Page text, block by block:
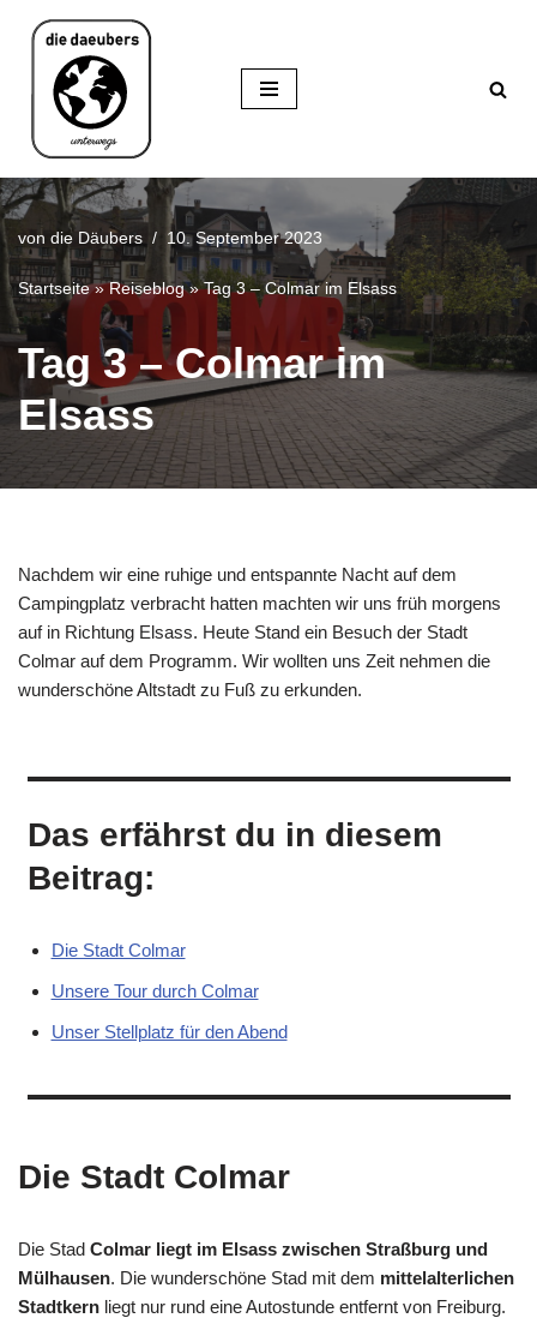
Inhalt
springen
von die Däubers 10. September 2023
Startseite»Reiseblog»Tag 3 – Colmar im Elsass
Tag 3 – Colmar im
Elsass
Nachdem wir eine ruhige und entspannte Nacht auf dem
Campingplatz verbracht hatten machten wir uns früh morgens
auf in Richtung Elsass. Heute Stand ein Besuch der Stadt
Colmar auf dem Programm. Wir wollten uns Zeit nehmen die
wunderschöne Altstadt zu Fuß zu erkunden.
Das erfährst du in diesem
Beitrag:
Die Stadt Colmar
Unsere Tour durch Colmar
Unser Stellplatz für den Abend
Die Stadt Colmar
Die Stad Colmar liegt im Elsass zwischen Straßburg und
Mülhausen. Die wunderschöne Stad mit dem mittelalterlichen
Stadtkern liegt nur rund eine Autostunde entfernt von Freiburg.